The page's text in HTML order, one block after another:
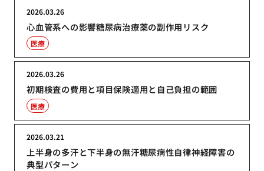
心血管系への影響糖尿病治療薬の副作用リスク
2026.03.26
医療
初期検査の費用と項目保険適用と自己負担の範囲
2026.03.26
医療
上半身の多汗と下半身の無汗糖尿病性自律神経障害の
典型パターン
2026.03.21